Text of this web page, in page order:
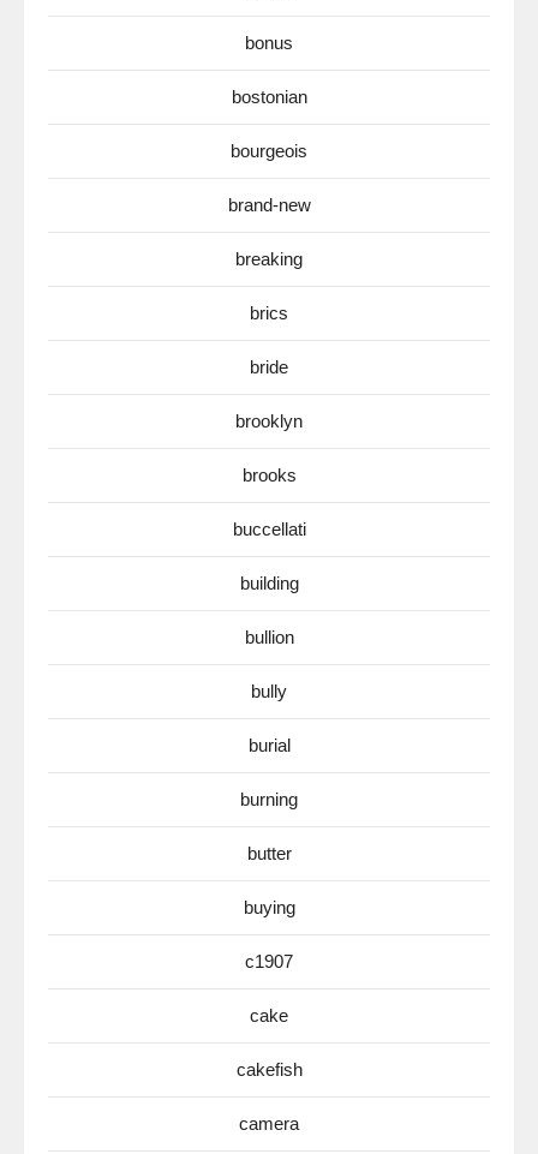
bonus
bostonian
bourgeois
brand-new
breaking
brics
bride
brooklyn
brooks
buccellati
building
bullion
bully
burial
burning
butter
buying
c1907
cake
cakefish
camera